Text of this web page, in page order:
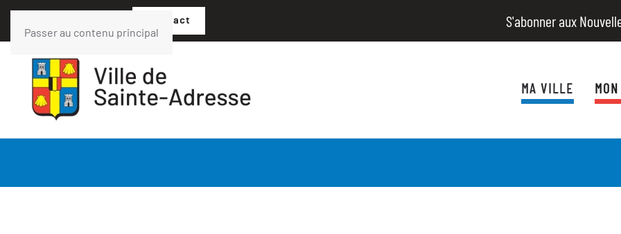
Passer au contenu principal
Contact S'abonner aux
MA VILLE